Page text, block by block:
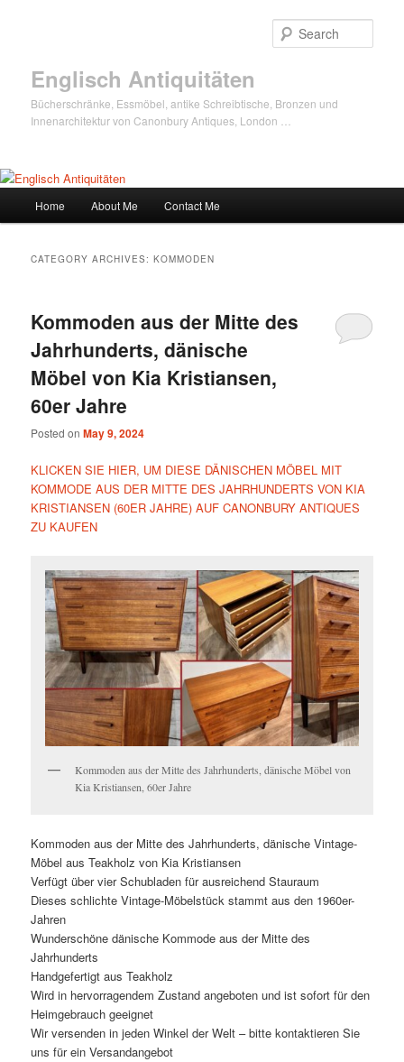
Englisch Antiquitäten
Bücherschränke, Essmöbel, antike Schreibtische, Bronzen und
Innenarchitektur von Canonbury Antiques, London …
Skip
content
Skip
content
Home About Me Contact Me
CATEGORY ARCHIVES:KOMMODEN
Kommoden aus der Mitte des
Jahrhunderts, dänische
Möbel von Kia Kristiansen,
60er Jahre
Posted onMay 9, 2024
KLICKEN SIE HIER, UM DIESE DÄNISCHEN MÖBEL MIT
KOMMODE AUS DER MITTE DES JAHRHUNDERTS VON KIA
KRISTIANSEN (60ER JAHRE) AUF CANONBURY ANTIQUES
ZU KAUFEN
Kommoden aus der Mitte des Jahrhunderts, dänische Möbel von
Kia Kristiansen, 60er Jahre
Kommoden aus der Mitte des Jahrhunderts, dänische Vintage-
Möbel aus Teakholz von Kia Kristiansen
Verfügt über vier Schubladen für ausreichend Stauraum
Dieses schlichte Vintage-Möbelstück stammt aus den 1960er-
Jahren
Wunderschöne dänische Kommode aus der Mitte des
Jahrhunderts
Handgefertigt aus Teakholz
Wird in hervorragendem Zustand angeboten und ist sofort für den
Heimgebrauch geeignet
Wir versenden in jeden Winkel der Welt – bitte kontaktieren Sie
uns für ein Versandangebot